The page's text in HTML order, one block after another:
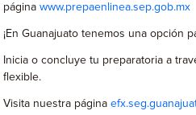
páginawww.prepaenlinea.sep.gob.mx
¡En Guanajuato tenemos una opción
Inicia o concluye tu preparatoria a
flexible.
Visita nuestra página